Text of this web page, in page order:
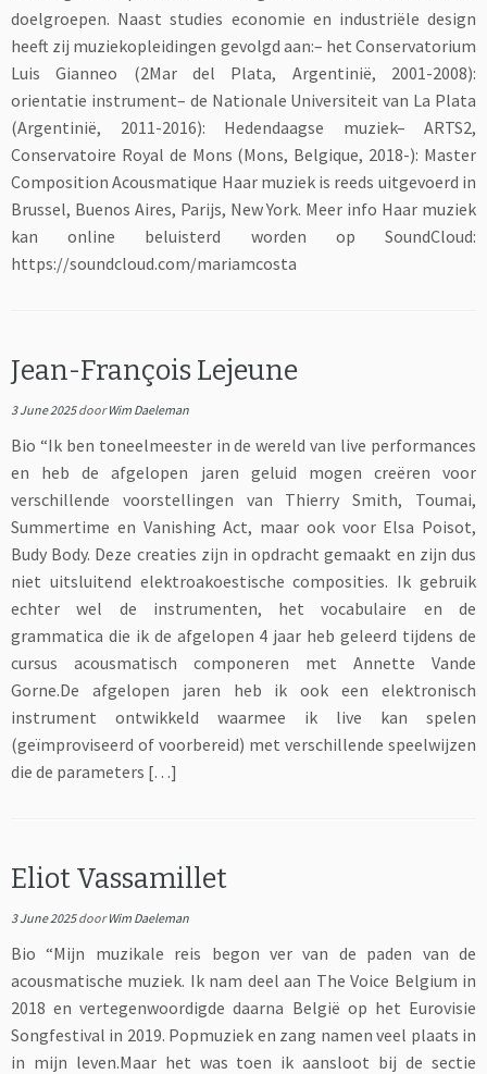
doelgroepen. Naast studies economie en industriële design
heeft zij muziekopleidingen gevolgd aan:– het Conservatorium
Luis Gianneo (2Mar del Plata, Argentinië, 2001-2008):
orientatie instrument– de Nationale Universiteit van La Plata
(Argentinië, 2011-2016): Hedendaagse muziek– ARTS2,
Conservatoire Royal de Mons (Mons, Belgique, 2018-): Master
Composition Acousmatique Haar muziek is reeds uitgevoerd in
Brussel, Buenos Aires, Parijs, New York. Meer info Haar muziek
kan online beluisterd worden op SoundCloud:
https://soundcloud.com/mariamcosta
Jean-François Lejeune
3 June 2025 doorWim Daeleman
Bio “Ik ben toneelmeester in de wereld van live performances
en heb de afgelopen jaren geluid mogen creëren voor
verschillende voorstellingen van Thierry Smith, Toumai,
Summertime en Vanishing Act, maar ook voor Elsa Poisot,
Budy Body. Deze creaties zijn in opdracht gemaakt en zijn dus
niet uitsluitend elektroakoestische composities. Ik gebruik
echter wel de instrumenten, het vocabulaire en de
grammatica die ik de afgelopen 4 jaar heb geleerd tijdens de
cursus acousmatisch componeren met Annette Vande
Gorne.De afgelopen jaren heb ik ook een elektronisch
instrument ontwikkeld waarmee ik live kan spelen
(geïmproviseerd of voorbereid) met verschillende speelwijzen
die de parameters […]
Eliot Vassamillet
3 June 2025 doorWim Daeleman
Bio “Mijn muzikale reis begon ver van de paden van de
acousmatische muziek. Ik nam deel aan The Voice Belgium in
2018 en vertegenwoordigde daarna België op het Eurovisie
Songfestival in 2019. Popmuziek en zang namen veel plaats in
in mijn leven.Maar het was toen ik aansloot bij de sectie